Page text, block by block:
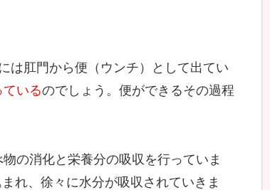
は肛門から便（ウンチ）として出てい
いるのでしょう。便ができるその過程
の消化と栄養分の吸収を行っていま
れ、徐々に水分が吸収されていきま